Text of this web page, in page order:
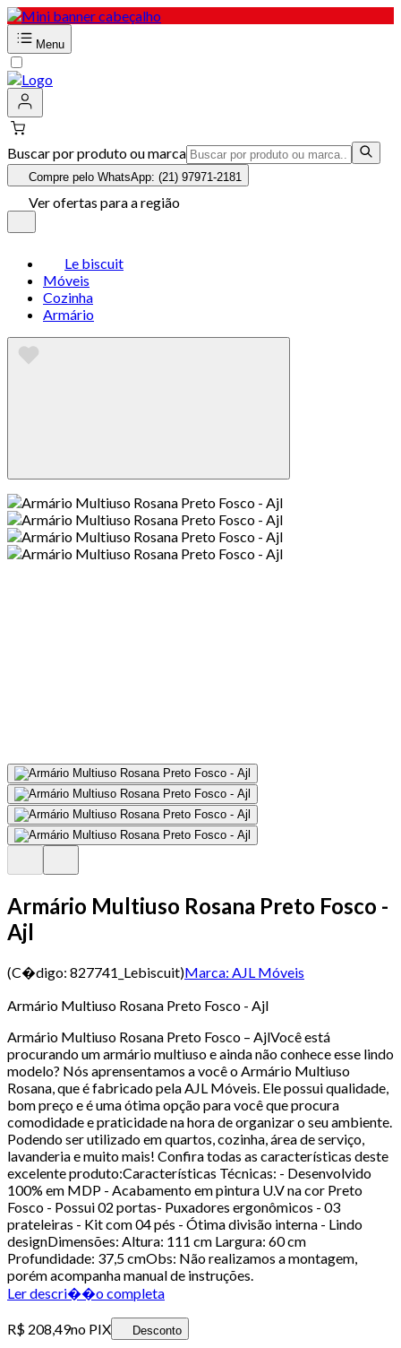
Menu
Buscar por produto ou marca
Compre pelo WhatsApp: (21) 97971-2181
Ver ofertas para a região
Le biscuit
Móveis
Cozinha
Armário
Armário Multiuso Rosana Preto Fosco -
Ajl
(C�digo: 827741_Lebiscuit)Marca: AJL Móveis
Armário Multiuso Rosana Preto Fosco - Ajl
Armário Multiuso Rosana Preto Fosco – AjlVocê está
procurando um armário multiuso e ainda não conhece esse lindo
modelo? Nós aprensentamos a você o Armário Multiuso
Rosana, que é fabricado pela AJL Móveis. Ele possui qualidade,
bom preço e é uma ótima opção para você que procura
comodidade e praticidade na hora de organizar o seu ambiente.
Podendo ser utilizado em quartos, cozinha, área de serviço,
lavanderia e muito mais! Confira todas as características deste
excelente produto:Características Técnicas: - Desenvolvido
100% em MDP - Acabamento em pintura U.V na cor Preto
Fosco - Possui 02 portas- Puxadores ergonômicos - 03
prateleiras - Kit com 04 pés - Ótima divisão interna - Lindo
designDimensões: Altura: 111 cm Largura: 60 cm
Profundidade: 37,5 cmObs: Não realizamos a montagem,
porém acompanha manual de instruções.
Ler descri��o completa
R$ 208,49no PIX Desconto